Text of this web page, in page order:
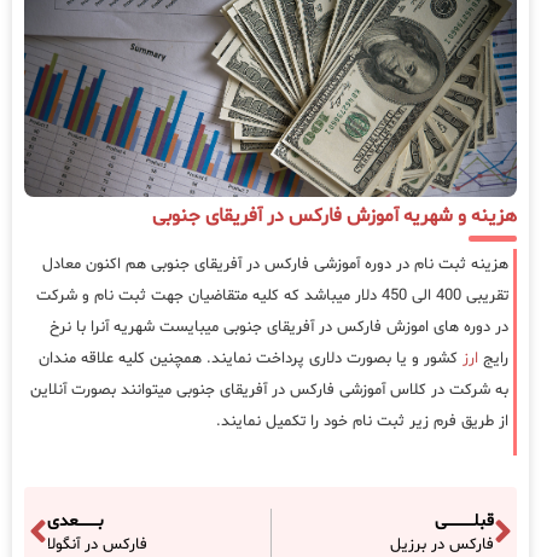
هزینه و شهریه آموزش فارکس در آفریقای جنوبی
هزینه ثبت نام در دوره آموزشی فارکس در آفریقای جنوبی هم اکنون معادل
تقریبی 400 الی 450 دلار میباشد که کلیه متقاضیان جهت ثبت نام و شرکت
در دوره های اموزش فارکس در آفریقای جنوبی میبایست شهریه آنرا با نرخ
رایج ارز کشور و یا بصورت دلاری پرداخت نمایند. همچنین کلیه علاقه مندان
به شرکت در کلاس آموزشی فارکس در آفریقای جنوبی میتوانند بصورت آنلاین
از طریق فرم زیر ثبت نام خود را تکمیل نمایند.
قبلـــــــــــی
فارکس در برزیل
بــــــــعدی
فارکس در آنگولا